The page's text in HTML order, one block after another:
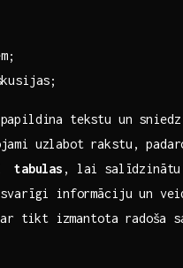
tekstu un sniedz
uzlabot rakstu,
tabulas , ​lai ‌salīdzinātu
informāciju un
tikt izmantota radoša